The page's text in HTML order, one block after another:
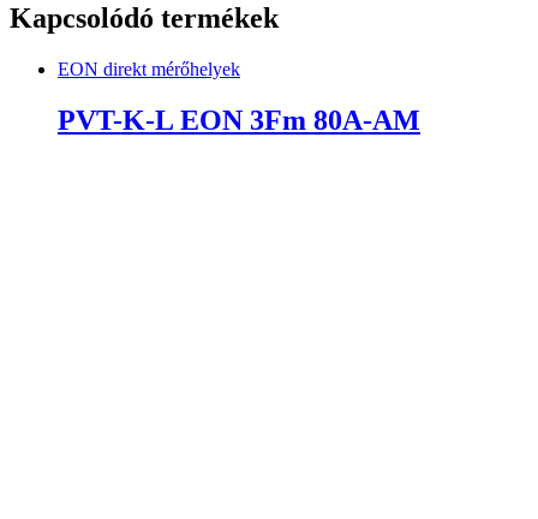
Kapcsolódó termékek
EON direkt mérőhelyek
PVT-K-L EON 3Fm 80A-AM